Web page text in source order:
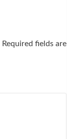
Required fields are